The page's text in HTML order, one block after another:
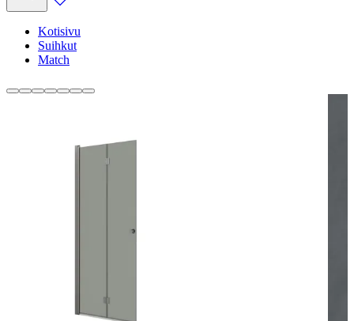
Kotisivu
Suihkut
Match